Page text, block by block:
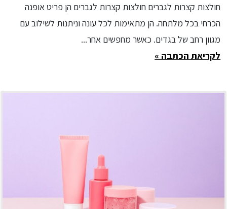
חולצות קצרות לגברים חולצות קצרות לגברים הן פריט אופנה
הכרחי בכל מלתחה. הן מתאימות לכל עונה וניתנות לשילוב עם
מגוון רחב של בגדים. כאשר מחפשים אחר...
לקריאת הכתבה »